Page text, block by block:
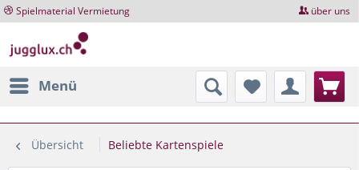
Spielmaterial Vermietung über uns
Menü
Übersicht Beliebte Kartenspiele